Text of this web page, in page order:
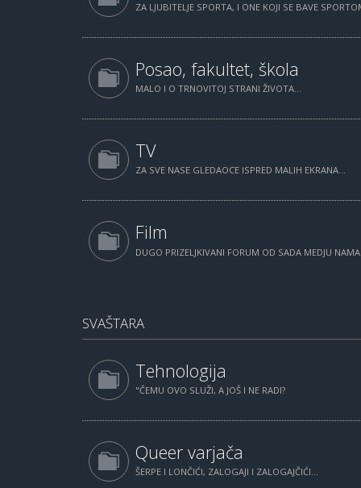
ZA LJUBITELJE SPORTA, I ONE KOJI SE BAVE
Posao, fakultet, škola
MALO I O TRNOVITOJ STRANI ŽIVOTA...
TV
ZA SVE NASE GLEDAOCE ISPRED MALIH EKRANA...
Film
DUGO PRIZELJKIVANI FORUM OD SADA MEDJU
SVAŠTARA
Tehnologija
"ČEMU OVO SLUŽI, A JOŠ I NE RADI?
Queer varjača
ŠERPE I LONČIĆI, ZALOGAJI I ZALOGAJČIĆI...